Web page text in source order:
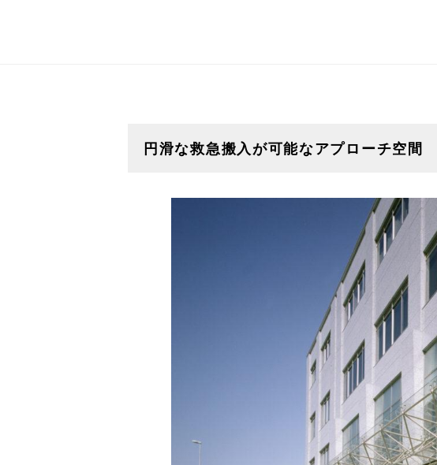
円滑な救急搬入が可能なアプローチ空間